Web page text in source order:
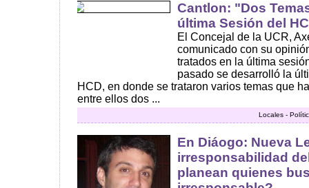
Cantlon: "Dos
última Sesión del
El Concejal de la UCR,
comunicado con su
tratados en la última
pasado se desarrolló la
HCD, en donde se trataron varios temas que
entre ellos dos ...
Locales -
En Diáogo: Nueva
irresponsabilidad
planean quienes